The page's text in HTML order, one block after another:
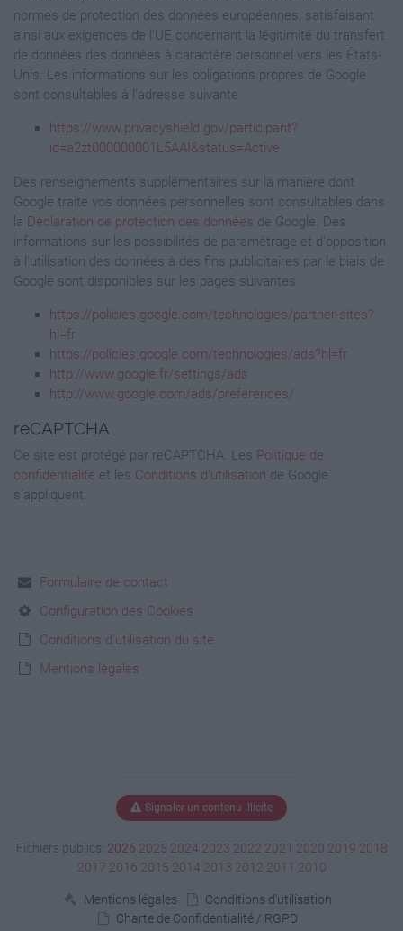
normes de protection des données européennes, satisfaisant
ainsi aux exigences de l’UE concernant la légitimité du transfert
de données des données à caractère personnel vers les États-
Unis. Les informations sur les obligations propres de Google
sont consultables à l'adresse suivante:
https://www.privacyshield.gov/participant?
id=a2zt000000001L5AAI&status=Active
Des renseignements supplémentaires sur la manière dont
Google traite vos données personnelles sont consultables dans
la Déclaration de protection des données de Google. Des
informations sur les possibilités de paramétrage et d'opposition
à l'utilisation des données à des fins publicitaires par le biais de
Google sont disponibles sur les pages suivantes:
https://policies.google.com/technologies/partner-sites?
hl=fr
https://policies.google.com/technologies/ads?hl=fr
http://www.google.fr/settings/ads
http://www.google.com/ads/preferences/
reCAPTCHA
Ce site est protégé par reCAPTCHA. Les Politique de
confidentialité et les Conditions d'utilisation de Google
s'appliquent.
Formulaire de contact
Configuration des Cookies
Conditions d'utilisation du site
Mentions légales
Signaler un contenu illicite
Fichiers publics: 2026 2025 2024 2023 2022 2021 2020 2019 2018
2017 2016 2015 2014 2013 2012 2011 2010
Mentions légales
Conditions d'utilisation
Charte de Confidentialité / RGPD